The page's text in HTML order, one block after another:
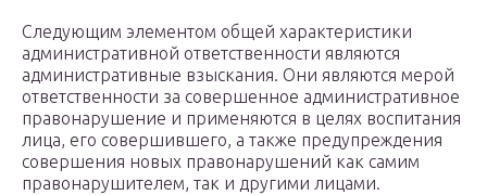
Следующим элементом общей характеристики
административной ответственности являются
административные взыскания. Они являются мерой
ответственности за совершенное административное
правонарушение и применяются в целях воспитания
лица, его совершившего, а также предупреждения
совершения новых правонарушений как самим
правонарушителем, так и другими лицами.